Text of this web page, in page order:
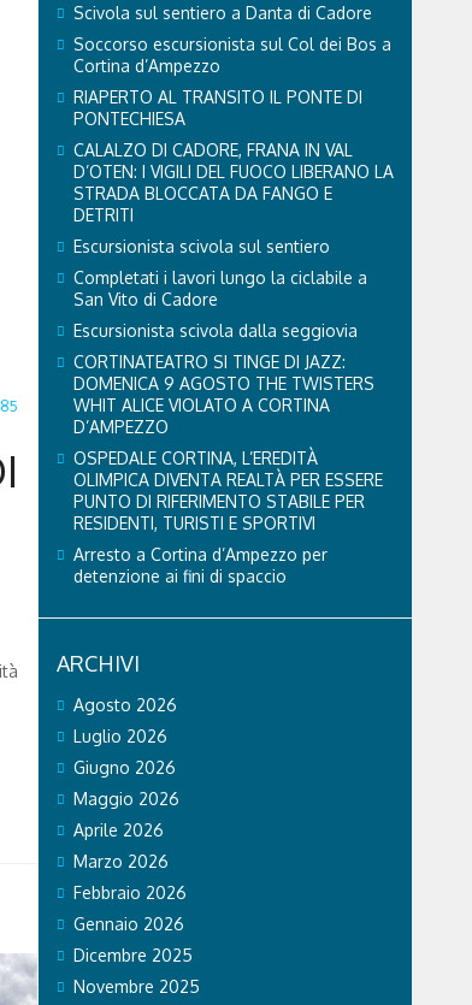
Scivola sul sentiero a Danta di Cadore
Soccorso escursionista sul Col dei Bos a
Cortina d’Ampezzo
RIAPERTO AL TRANSITO IL PONTE DI
PONTECHIESA
CALALZO DI CADORE, FRANA IN VAL
D’OTEN: I VIGILI DEL FUOCO LIBERANO LA
STRADA BLOCCATA DA FANGO E
DETRITI
Escursionista scivola sul sentiero
Completati i lavori lungo la ciclabile a
San Vito di Cadore
Escursionista scivola dalla seggiovia
CORTINATEATRO SI TINGE DI JAZZ:
DOMENICA 9 AGOSTO THE TWISTERS
WHIT ALICE VIOLATO A CORTINA
D’AMPEZZO
OSPEDALE CORTINA, L’EREDITÀ
OLIMPICA DIVENTA REALTÀ PER ESSERE
PUNTO DI RIFERIMENTO STABILE PER
RESIDENTI, TURISTI E SPORTIVI
Arresto a Cortina d’Ampezzo per
detenzione ai fini di spaccio
ARCHIVI
Agosto 2026
Luglio 2026
Giugno 2026
Maggio 2026
Aprile 2026
Marzo 2026
Febbraio 2026
Gennaio 2026
Dicembre 2025
Novembre 2025